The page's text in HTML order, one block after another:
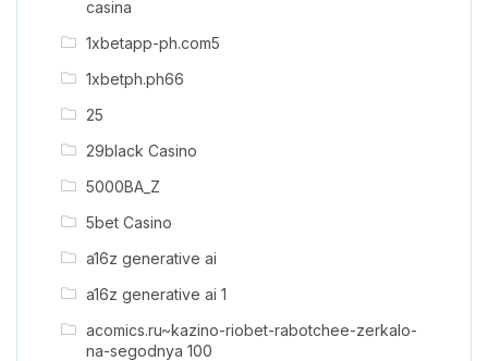
casina
1xbetapp-ph.com5
1xbetph.ph66
25
29black Casino
5000BA_Z
5bet Casino
a16z generative ai
a16z generative ai 1
acomics.ru~kazino-riobet-rabotchee-zerkalo-
na-segodnya 100